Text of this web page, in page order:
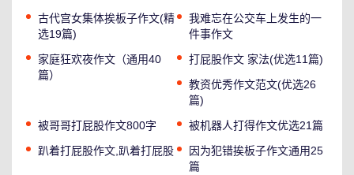
古代宫女集体挨板子作文(精
选19篇)
我难忘在公交车上发生的一
件事作文
家庭狂欢夜作文（通用40
篇）
打屁股作文 家法(优选11篇)
教资优秀作文范文(优选26
篇)
被哥哥打屁股作文800字
被机器人打得作文优选21篇
趴着打屁股作文,趴着打屁股
因为犯错挨板子作文通用25
篇